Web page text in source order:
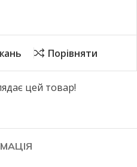
Порівняти
цей товар!